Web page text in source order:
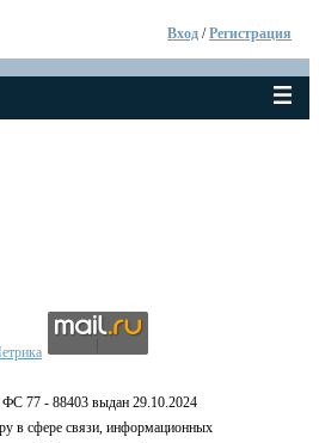
Вход /Регистрация
77 - 88403 выдан 29.10.2024
в сфере связи, информационных